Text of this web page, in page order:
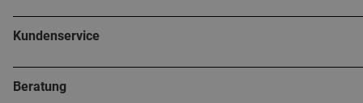
Kundenservice
Beratung